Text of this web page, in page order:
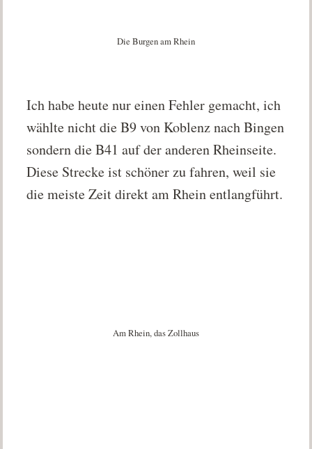
Die Burgen am Rhein
Ich habe heute nur einen Fehler gemacht, ich
wählte nicht die B9 von Koblenz nach Bingen
sondern die B41 auf der anderen Rheinseite.
Diese Strecke ist schöner zu fahren, weil sie
die meiste Zeit direkt am Rhein entlangführt.
Am Rhein, das Zollhaus